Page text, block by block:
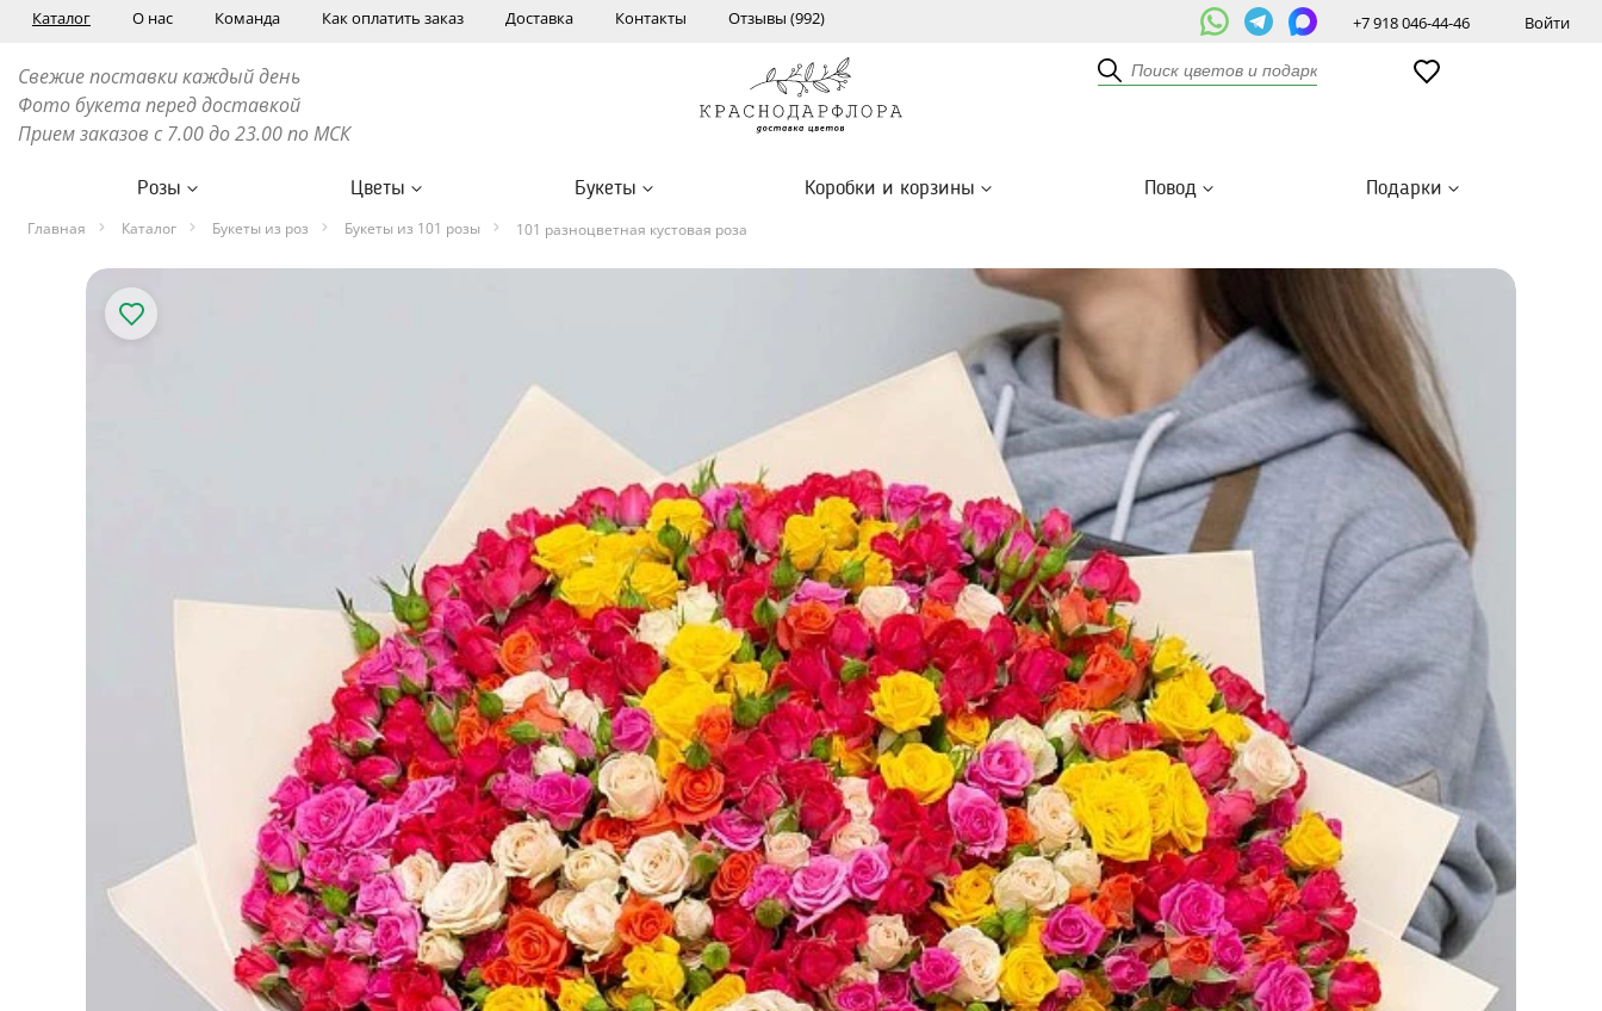
Каталог О нас Команда Как оплатить заказ Доставка Контакты Отзывы (992) +7 918 046-44-46 Войти
Свежие поставки каждый день
Фото букета перед доставкой
Прием заказов с 7.00 до 23.00 по МСК
Розы Цветы Букеты Коробки и корзины Повод Подарки
Главная Каталог Букеты из роз Букеты из 101 розы 101 разноцветная кустовая роза